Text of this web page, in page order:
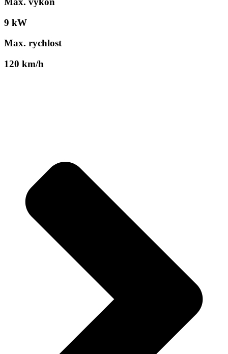
9 kW
Max. rychlost
120 km/h